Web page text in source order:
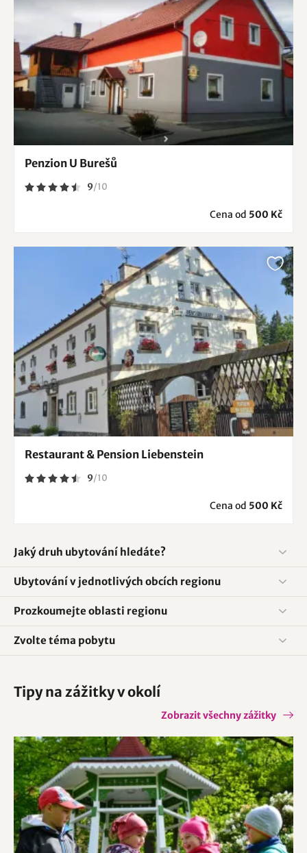
Penzion U Burešů
9/10
Cena od 500 Kč
Restaurant & Pension Liebenstein
9/10
Cena od 500 Kč
Jaký druh ubytování hledáte?
Ubytování v jednotlivých obcích regionu
Prozkoumejte oblasti regionu
Zvolte téma pobytu
Tipy na zážitky v okolí
Zobrazit všechny zážitky